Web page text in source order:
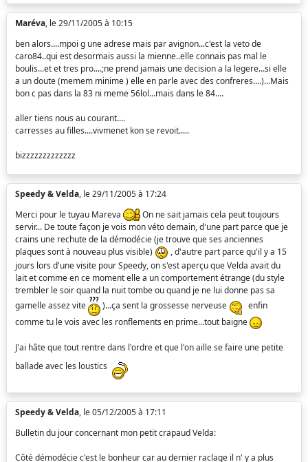
Maréva, le 29/11/2005 à 10:15
ben alors....mpoi g une adrese mais par avignon...c'est la veto de
caro84..qui est desormais aussi la mienne..elle connais pas mal le
boulis...et et tres pro....;ne prend jamais une decision a la legere...si elle
a un doute (memem minime ) elle en parle avec des confreres....)...Mais
bon c pas dans la 83 ni meme 56lol...mais dans le 84....
aller tiens nous au courant....
carresses au filles....vivmenet kon se revoit.....
bizzzzzzzzzzzzz
Speedy & Velda, le 29/11/2005 à 17:24
Merci pour le tuyau Mareva
On ne sait jamais cela peut toujours
servir... De toute façon je vois mon véto demain, d'une part parce que je
crains une rechute de la démodécie (je trouve que ses anciennes
plaques sont à nouveau plus visible)
, d'autre part parce qu'il y a 15
jours lors d'une visite pour Speedy, on s'est aperçu que Velda avait du
lait et comme en ce moment elle a un comportement étrange (du style
trembler le soir quand la nuit tombe ou quand je ne lui donne pas sa
gamelle assez vite
)...ça sent la grossesse nerveuse
enfin
comme tu le vois avec les ronflements en prime...tout baigne
J'ai hâte que tout rentre dans l'ordre et que l'on aille se faire une petite
ballade avec les loustics
Speedy & Velda, le 05/12/2005 à 17:11
Bulletin du jour concernant mon petit crapaud Velda:
Côté démodécie c'est le bonheur car au dernier raclage il n' y a plus